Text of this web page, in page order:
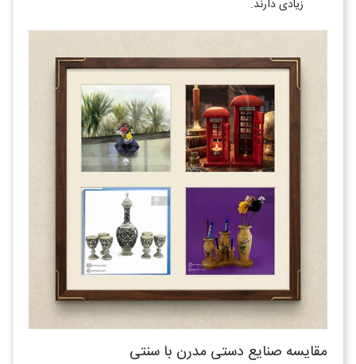
زیادی دارند.
مقایسه صنایع دستی مدرن با سنتی